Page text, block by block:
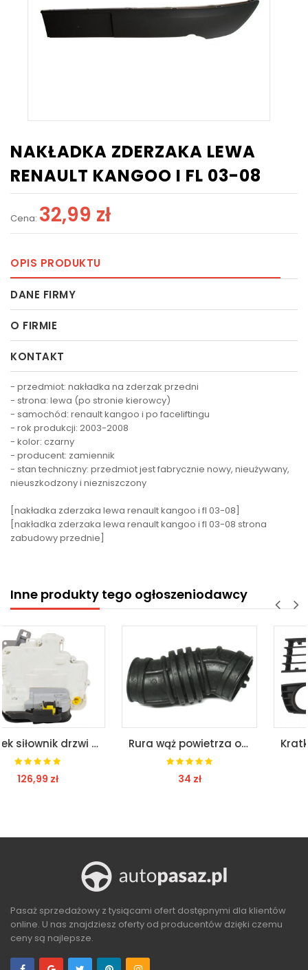
NAKŁADKA ZDERZAKA LEWA
RENAULT KANGOO I FL 03-08
Cena: 32,99 zł
OPIS PRODUKTU
DANE FIRMY
O FIRMIE
KONTAKT
- przedmiot: nakładka na zderzak przedni
- strona: lewa (po stronie kierowcy)
- samochód: renault kangoo i po faceliftingu
- rok produkcji: 2003-2008
- kolor: czarny
- producent: zamiennik
- stan techniczny: przedmiot jest fabrycznie nowy, nieużywany,
nieuszkodzony i niezniszczony
[nakładka zderzaka lewa renault kangoo i fl 03-08]
[nakładka zderzaka lewa renault kangoo i fl 03-08 strona
zabudowy przednie]
Inne produkty tego ogłoszeniodawcy
Zamek siłownik drzwi przód l do audi a8 seat exeo Rura wąż powietrza opel astra i f 91-98 1,4 1,6 8v
Pasaż sprzedażowy z tysiącami ofert dostępnymi dla klientów
online. U nas znajdziesz oferty od producentów dzięki czemu
ceny są najlepsze.